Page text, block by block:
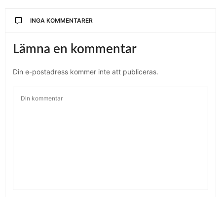
INGA KOMMENTARER
Lämna en kommentar
Din e-postadress kommer inte att publiceras.